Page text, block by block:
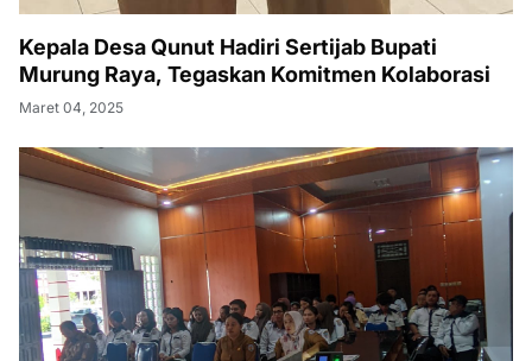
Kepala Desa Qunut Hadiri Sertijab Bupati
Murung Raya, Tegaskan Komitmen Kolaborasi
Maret 04, 2025